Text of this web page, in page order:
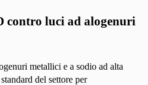
contro luci ad alogenuri
metallici e a sodio ad alta
del settore per